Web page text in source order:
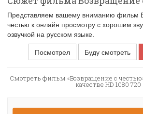
Представляем вашему вниманию фильм
честью к онлайн просмотру с хорошим
озвучкой на русском языке.
Посмотрел
Буду смотреть
Смотреть фильм «Возвращение с
качестве HD 1080 720